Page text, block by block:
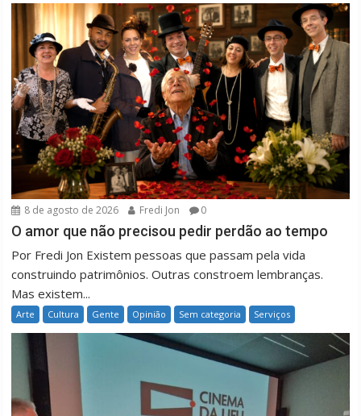
8 de agosto de 2026 Fredi Jon 0
O amor que não precisou pedir perdão ao tempo
Por Fredi Jon Existem pessoas que passam pela vida
construindo patrimônios. Outras constroem lembranças.
Mas existem...
Arte Cultura Gente Opinião Sem categoria Serviços